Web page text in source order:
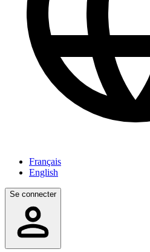
Français
English
Se connecter